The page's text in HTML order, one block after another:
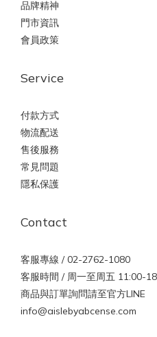
品牌精神
門市資訊
會員政策
Service
付款方式
物流配送
售後服務
常見問題
隱私保護
Contact
客服專線 / 02-2762-1080
客服時間 / 周一至周五 11:00-
商品與訂單詢問請至官方LINE
info@aislebyabcense.com